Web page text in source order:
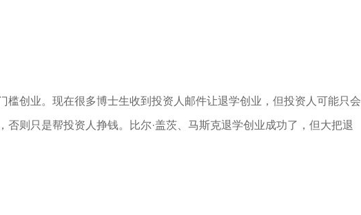
创业。现在很多博士生收到投资人邮件让退学创业，但投资人可能只会
则只是帮投资人挣钱。比尔·盖茨、马斯克退学创业成功了，但大把退